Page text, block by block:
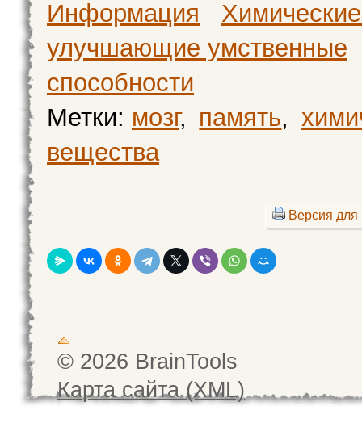
Информация
улучшающие умственные
способности
Метки: мозг, память,
вещества
Версия для
© 2026 BrainTools
Карта сайта (XML)